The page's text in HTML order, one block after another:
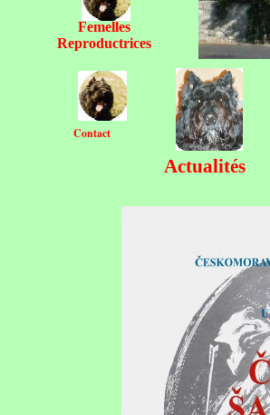
Femelles
Reproductrices
Contact
Actualités